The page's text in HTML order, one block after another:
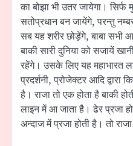
का बोझा भी उतर जायेगा।
सतोप्रधान बन जायेंगे, परन्तु
सब यह शरीर छोड़ेंगे, बाबा सभी
बाकी सारी दुनिया को सजायें
रहेंगे। उसके लिए यह महाभारत
प्रदर्शनी, प्रोजेक्टर आदि
है। राजा तो एक होता है बाकी
लाइन में आ जाता है। ढेर प्रजा
अन्दाज में प्रजा होती है। तो